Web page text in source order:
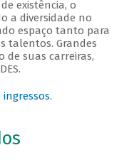
existência, o
a diversidade no
espaço tanto para
talentos. Grandes
de suas carreiras,
ingressos.